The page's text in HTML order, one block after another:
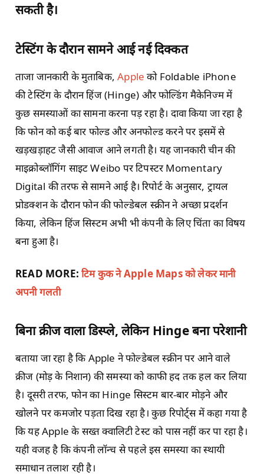
सकती है।
टेस्टिंग के दौरान सामने आई नई दिक्कत
ताजा जानकारी के मुताबिक,Apple को Foldable iPhone
की टेस्टिंग के दौरान हिंज (Hinge) और फोल्डिंग मैकेनिज्म में
कुछ समस्याओं का सामना करना पड़ रहा है। दावा किया जा रहा है
कि फोन को कई बार फोल्ड और अनफोल्ड करने पर इसमें से
खड़खड़ाहट जैसी आवाज आने लगती है। यह जानकारी चीन की
माइक्रोब्लॉगिंग साइट Weibo पर टिपस्टर Momentary
Digital की तरफ से सामने आई है। रिपोर्ट के अनुसार, ट्रायल
प्रोडक्शन के दौरान फोन की फोल्डेबल स्क्रीन ने अच्छा प्रदर्शन
किया, लेकिन हिंज सिस्टम अभी भी कंपनी के लिए चिंता का विषय
बना हुआ है।
READ MORE:टिम कुक ने Apple Maps को लेकर मानी
अपनी गलती
बिना क्रीज वाला डिस्प्ले, लेकिन Hinge बना परेशानी
बताया जा रहा है कि Apple ने फोल्डेबल स्क्रीन पर आने वाले
क्रीज (मोड़ के निशान) की समस्या को काफी हद तक हल कर लिया
है। दूसरी तरफ, फोन का Hinge सिस्टम बार-बार मोड़ने और
खोलने पर कमजोर पड़ता दिख रहा है। कुछ रिपोर्ट्स में कहा गया है
कि यह Apple के सख्त क्वालिटी टेस्ट को पास नहीं कर पा रहा है।
यही वजह है कि कंपनी लॉन्च से पहले इस समस्या का स्थायी
समाधान तलाश रही है।